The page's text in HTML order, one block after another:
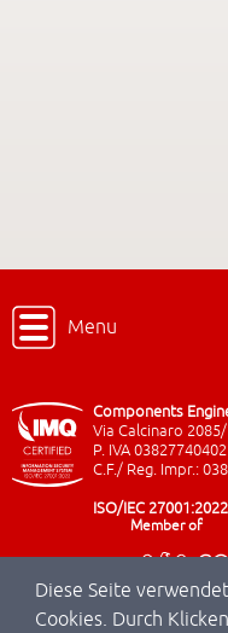
Diese Seite
Cookies. Durch
Menu
Components
Via Calcinaro
P. IVA
C.F./ Reg. Impr.:
ISO/IEC
Member of